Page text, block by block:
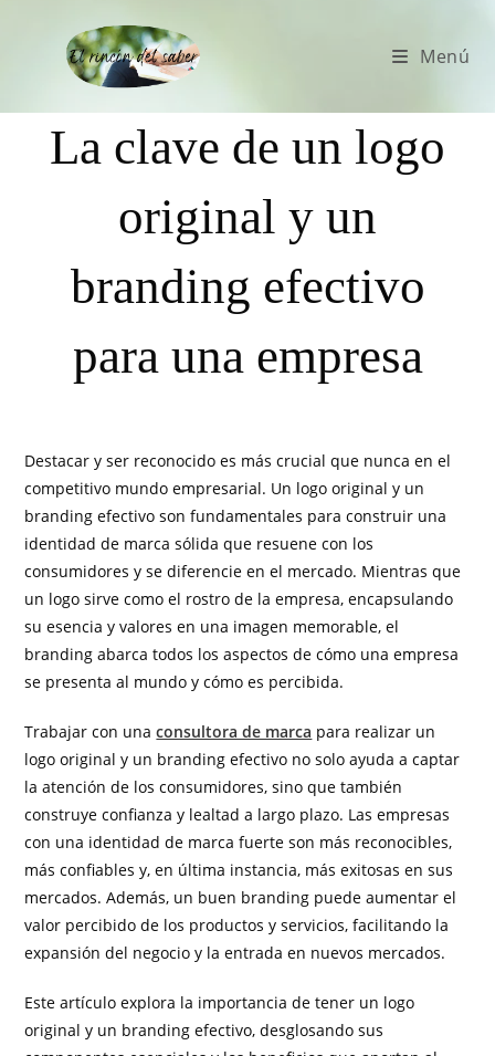
Menú
La clave de un logo
original y un
branding efectivo
para una empresa
Destacar y ser reconocido es más crucial que nunca en el
competitivo mundo empresarial. Un logo original y un
branding efectivo son fundamentales para construir una
identidad de marca sólida que resuene con los
consumidores y se diferencie en el mercado. Mientras que
un logo sirve como el rostro de la empresa, encapsulando
su esencia y valores en una imagen memorable, el
branding abarca todos los aspectos de cómo una empresa
se presenta al mundo y cómo es percibida.
Trabajar con unaconsultora de marca para realizar un
logo original y un branding efectivo no solo ayuda a captar
la atención de los consumidores, sino que también
construye confianza y lealtad a largo plazo. Las empresas
con una identidad de marca fuerte son más reconocibles,
más confiables y, en última instancia, más exitosas en sus
mercados. Además, un buen branding puede aumentar el
valor percibido de los productos y servicios, facilitando la
expansión del negocio y la entrada en nuevos mercados.
Este artículo explora la importancia de tener un logo
original y un branding efectivo, desglosando sus